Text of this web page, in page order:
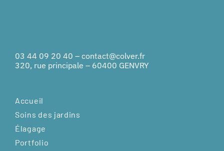
03 44 09 20 40 – contact@colver.fr
320, rue principale – 60400 GENVRY
Accueil
Soins des jardins
Élagage
Portfolio